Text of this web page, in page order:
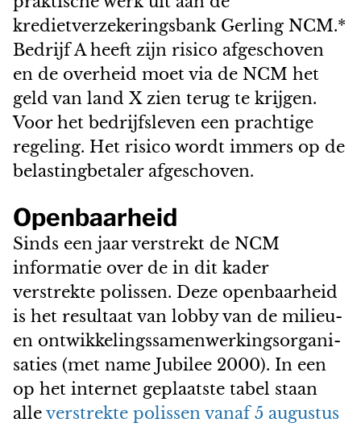
kredietverzekeringsbank Gerling NCM.*
Bedrijf A heeft zijn risico afgeschoven
en de overheid moet via de NCM het
geld van land X zien terug te krijgen.
Voor het bedrijfsleven een prachtige
regeling. Het risico wordt immers op de
belastingbetaler afgeschoven.
Openbaarheid
Sinds een jaar verstrekt de NCM
informatie over de in dit kader
verstrekte polissen. Deze openbaarheid
is het resultaat van lobby van de milieu-
en ontwikkelingssamenwerkingsorgani-
saties (met name Jubilee 2000). In een
op het internet geplaatste tabel staan
alle verstrekte polissen vanaf 5 augustus